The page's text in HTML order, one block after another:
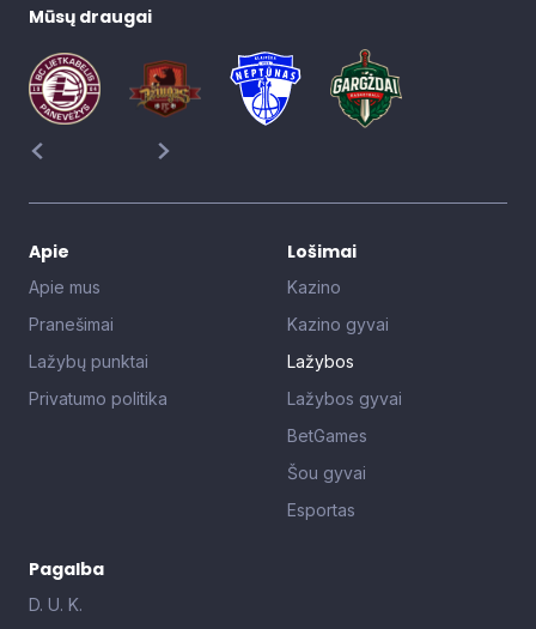
Mūsų draugai
Apie
Apie mus
Pranešimai
Lažybų punktai
Privatumo politika
Lošimai
Kazino
Kazino gyvai
Lažybos
Lažybos gyvai
BetGames
Šou gyvai
Esportas
Pagalba
D. U. K.